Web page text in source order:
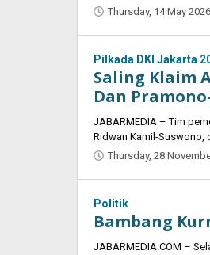
Thursday, 14 May 2026
Pilkada DKI Jakarta
Saling Klaim
Dan
JABARMEDIA – Tim
Ridwan Kamil-Suswono,
Thursday, 28
Politik
Bambang
JABARMEDIA.COM –